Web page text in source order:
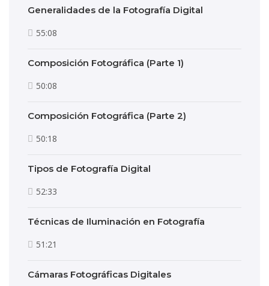
Generalidades de la Fotografía Digital
55:08
Composición Fotográfica (Parte 1)
50:08
Composición Fotográfica (Parte 2)
50:18
Tipos de Fotografía Digital
52:33
Técnicas de Iluminación en Fotografía
51:21
Cámaras Fotográficas Digitales